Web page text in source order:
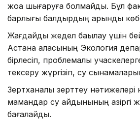
жоққа шығаруға болмайды. Бұл
барлығы балдырдың қарқынды
Жағдайды жедел бақылау үшін
Астана қаласының Экология
бірлесіп, проблемалы
тексеру жүргізіп, су
Зертханалық зерттеу нәтижелері
мамандар су айдынының қазіргі
бағалайды.